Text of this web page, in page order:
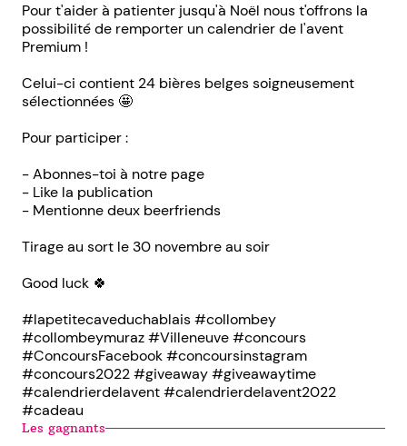
Pour t'aider à patienter jusqu'à Noël nous t'offrons la
possibilité de remporter un calendrier de l'avent
Premium !
Celui-ci contient 24 bières belges soigneusement
sélectionnées 🤩
Pour participer :
- Abonnes-toi à notre page
- Like la publication
- Mentionne deux beerfriends
Tirage au sort le 30 novembre au soir
Good luck 🍀
#lapetitecaveduchablais #collombey
#collombeymuraz #Villeneuve #concours
#ConcoursFacebook #concoursinstagram
#concours2022 #giveaway #giveawaytime
#calendrierdelavent #calendrierdelavent2022
#cadeau
Les gagnants